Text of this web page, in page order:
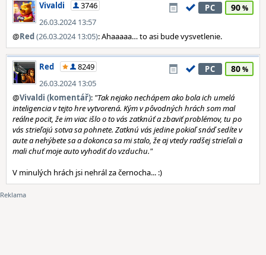
Vivaldi
3746
26.03.2024 13:57
PC 90
@Red(26.03.2024 13:05): Ahaaaaa… to asi bude vysvetlenie.
Red
8249
26.03.2024 13:05
PC 80
@Vivaldi (komentář): "Tak nejako nechápem ako bola ich umelá
inteligencia v tejto hre vytvorená. Kým v pôvodných hrách som mal
reálne pocit, že im viac išlo o to vás zatknúť a zbaviť problémov, tu po
vás strieľajú sotva sa pohnete. Zatknú vás jedine pokiaľ snáď sedíte v
aute a nehýbete sa a dokonca sa mi stalo, že aj vtedy radšej strieľali a
mali chuť moje auto vyhodiť do vzduchu."
V minulých hrách jsi nehrál za černocha... :)